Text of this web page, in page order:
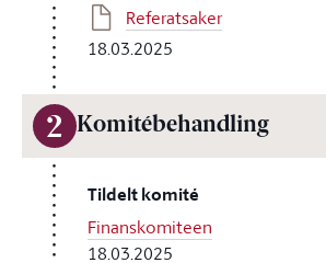
Referatsaker
18.03.2025
2 Komitébehandling
Tildelt komité
Finanskomiteen
18.03.2025